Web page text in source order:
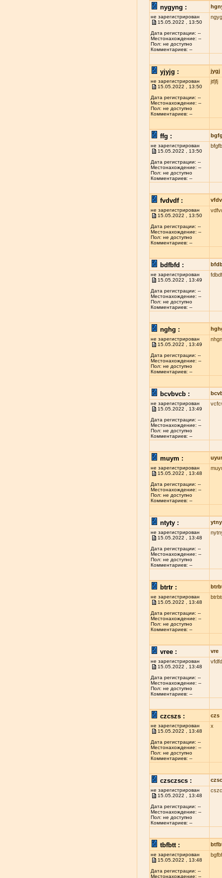
nygyng :
не зарегистрирован
15.05.2022 , 13:50
Дата регистрации: --
Местонахождение: --
Пол: не доступно
Комментариев: --
yjyjg : jygj
не зарегистрирован
15.05.2022 , 13:50
Дата регистрации: --
Местонахождение: --
Пол: не доступно
Комментариев: --
jtfjfj
ffg :
не зарегистрирован
15.05.2022 , 13:50
Дата регистрации: --
Местонахождение: --
Пол: не доступно
Комментариев: --
bfgfb
fvdvdf : vfdv
не зарегистрирован
15.05.2022 , 13:50
Дата регистрации: --
Местонахождение: --
Пол: не доступно
Комментариев: --
bdfbfd :
не зарегистрирован
15.05.2022 , 13:49
Дата регистрации: --
Местонахождение: --
Пол: не доступно
Комментариев: --
nghg :
не зарегистрирован
15.05.2022 , 13:49
Дата регистрации: --
Местонахождение: --
Пол: не доступно
Комментариев: --
bcvbvcb :
не зарегистрирован
15.05.2022 , 13:49
Дата регистрации: --
Местонахождение: --
Пол: не доступно
Комментариев: --
muym :
не зарегистрирован
15.05.2022 , 13:48
Дата регистрации: --
Местонахождение: --
Пол: не доступно
Комментариев: --
ntyty :
не зарегистрирован
15.05.2022 , 13:48
Дата регистрации: --
Местонахождение: --
Пол: не доступно
Комментариев: --
btrtr :
не зарегистрирован
15.05.2022 , 13:48
Дата регистрации: --
Местонахождение: --
Пол: не доступно
Комментариев: --
vree : vre
не зарегистрирован
15.05.2022 , 13:48
Дата регистрации: --
Местонахождение: --
Пол: не доступно
Комментариев: --
czcszs : czs
не зарегистрирован
15.05.2022 , 13:48
Дата регистрации: --
Местонахождение: --
Пол: не доступно
Комментариев: --
x
czsczscs :
не зарегистрирован
15.05.2022 , 13:48
Дата регистрации: --
Местонахождение: --
Пол: не доступно
Комментариев: --
tbfbtt :
не зарегистрирован
15.05.2022 , 13:48
Дата регистрации: --
Местонахождение: --